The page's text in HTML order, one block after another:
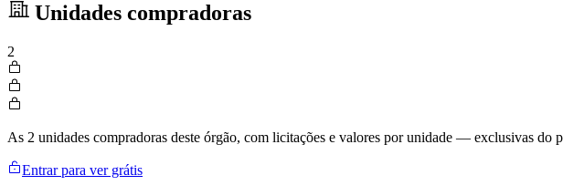
Unidades compradoras
2
As 2 unidades compradoras deste órgão, com licitações e valores por unidade — exclusivas do
Entrar para ver grátis